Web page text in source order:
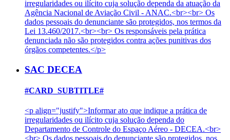
irregularidades ou ilícito cuja solução dependa da atuação da
Agência Nacional de Aviação Civil - ANAC.<br><br> Os
dados pessoais do denunciante são protegidos, nos termos da
Lei 13.460/2017.<br><br> Os responsáveis pela prática
denunciada não são protegidos contra ações punitivas dos
órgãos competentes.</p>
SAC DECEA
#CARD_SUBTITLE#
<p align="justify">Informar ato que indique a prática de
irregularidades ou ilícito cuja solução dependa do
Departamento de Controle do Espaço Aéreo - DECEA.<br>
<br> Os dados pessoais do denunciante são protegidos, nos